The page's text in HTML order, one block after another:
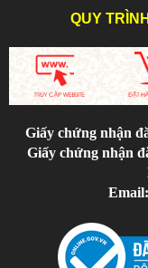
QUY
Giấy chứng nhận
Giấy chứng nhận
Email: